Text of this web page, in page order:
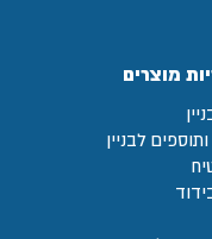
מוצרים
לבניין